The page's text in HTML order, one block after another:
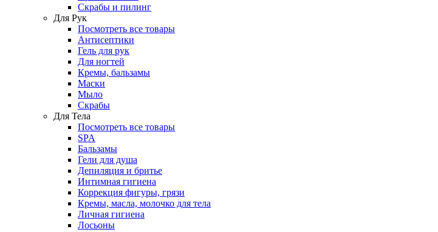
Скрабы и пилинг
Для Рук
Посмотреть все товары
Антисептики
Гель для рук
Для ногтей
Кремы, бальзамы
Маски
Мыло
Скрабы
Для Тела
Посмотреть все товары
SPA
Бальзамы
Гели для душа
Депиляция и бритье
Интимная гигиена
Коррекция фигуры, грязи
Кремы, масла, молочко для тела
Личная гигиена
Лосьоны